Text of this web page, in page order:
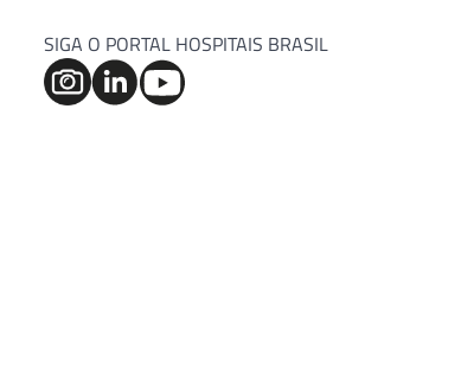
SIGA O PORTAL HOSPITAIS BRASIL